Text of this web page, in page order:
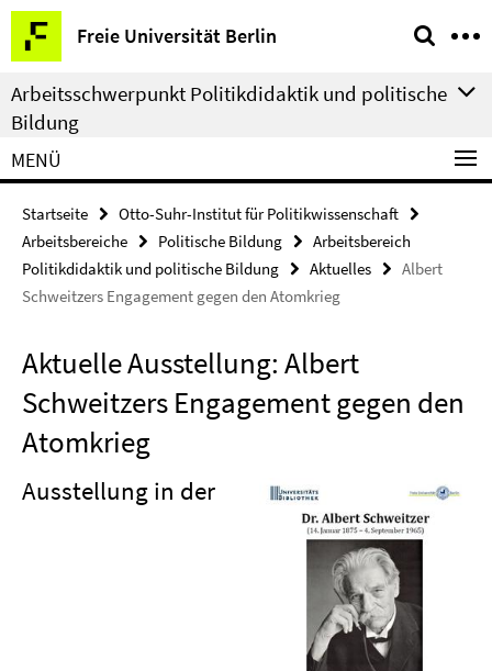
Springe
direkt
zu
Inhalt
Freie Universität Berlin
Service-
Navigation
Arbeitsschwerpunkt Politikdidaktik und politische
Bildung
MENÜ
Startseite
Otto-Suhr-Institut für Politikwissenschaft
Arbeitsbereiche
Politische Bildung
Arbeitsbereich
Politikdidaktik und politische Bildung
Aktuelles
Albert
Schweitzers Engagement gegen den Atomkrieg
Aktuelle Ausstellung: Albert
Schweitzers Engagement gegen den
Atomkrieg
Ausstellung in der